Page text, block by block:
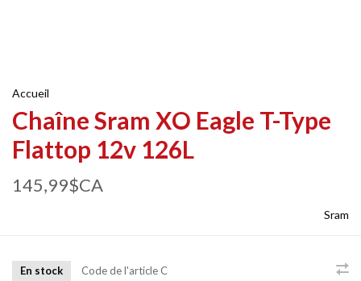
Accueil
Chaîne Sram XO Eagle T-Type
Flattop 12v 126L
145,99$CA
Sram
En stock Code de l'article C